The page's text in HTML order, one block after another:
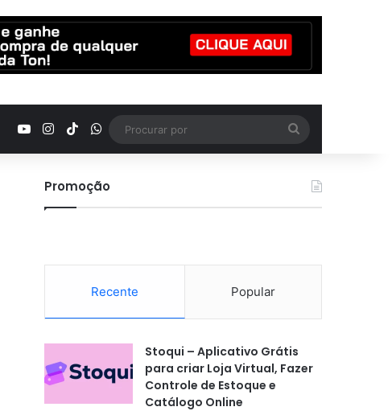
YouTubeInstagram
TikTokWhatsApp
por
Promoção
Recente Popular
Stoqui – Aplicativo Grátis
para criar Loja Virtual, Fazer
Controle de Estoque e
Catálogo Online